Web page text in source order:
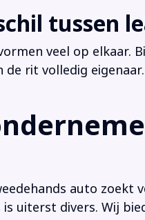
tussen
veel op elkaar.
de rit volledig
auto zoekt
uiterst divers. Wij